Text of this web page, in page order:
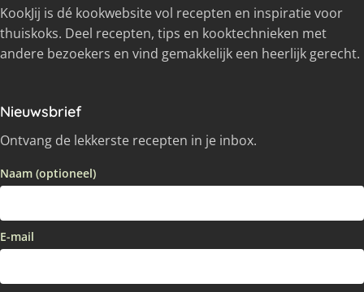
KookJij is dé kookwebsite vol recepten en inspiratie voor
thuiskoks. Deel recepten, tips en kooktechnieken met
andere bezoekers en vind gemakkelijk een heerlijk gerecht.
Nieuwsbrief
Ontvang de lekkerste recepten in je inbox.
Naam (optioneel)
E-mail